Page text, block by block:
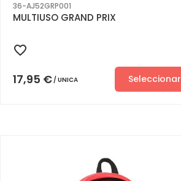
36-AJ52GRP001
MULTIUSO GRAND PRIX
17,95 € UNICA Seleccionar